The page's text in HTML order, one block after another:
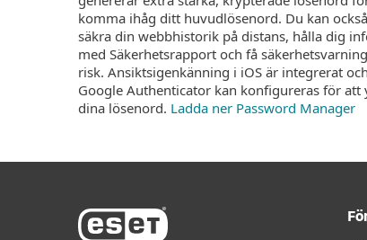
komma ihåg ditt huvudlösenord. Du kan
säkra din webbhistorik på distans, hålla dig
med Säkerhetsrapport och få
risk. Ansiktsigenkänning i iOS är integrerat
Google Authenticator kan konfigureras för
dina lösenord. Ladda ner Password Manager